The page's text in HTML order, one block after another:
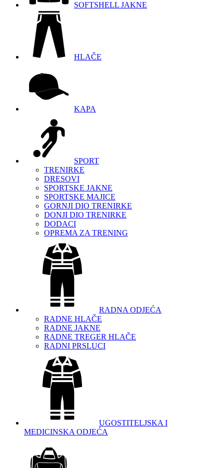
SOFTSHELL JAKNE
HLAČE
KAPA
SPORT
TRENIRKE
DRESOVI
SPORTSKE JAKNE
SPORTSKE MAJICE
GORNJI DIO TRENIRKE
DONJI DIO TRENIRKE
DODACI
OPREMA ZA TRENING
RADNA ODJEĆA
RADNE HLAČE
RADNE JAKNE
RADNE TREGER HLAČE
RADNI PRSLUCI
UGOSTITELJSKA I
MEDICINSKA ODJEĆA